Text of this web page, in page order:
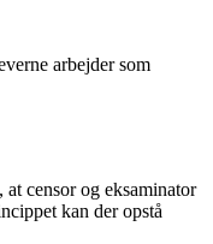
arbejder som
censor og eksaminator
kan der opstå